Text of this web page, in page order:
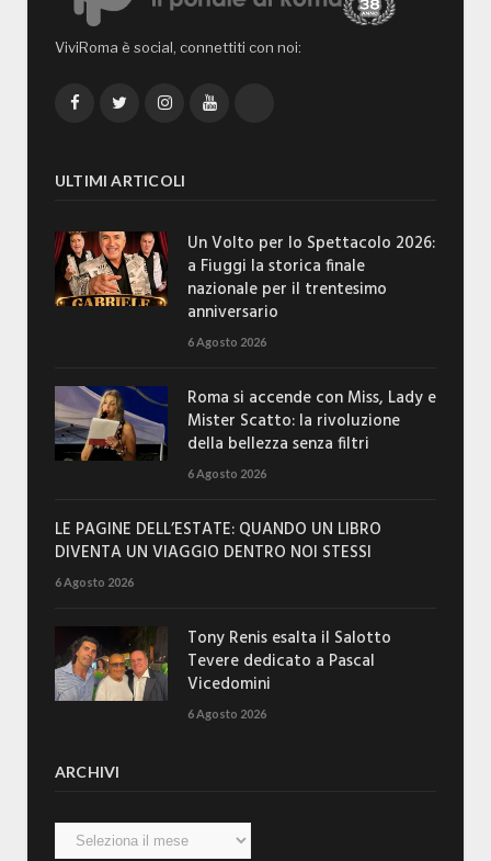
ViviRoma è social, connettiti con noi:
FacebookTwitterInstagramYouTube
ULTIMI ARTICOLI
Un Volto per lo Spettacolo 2026:
a Fiuggi la storica finale
nazionale per il trentesimo
anniversario
6 Agosto 2026
Roma si accende con Miss, Lady e
Mister Scatto: la rivoluzione
della bellezza senza filtri
6 Agosto 2026
LE PAGINE DELL’ESTATE: QUANDO UN LIBRO
DIVENTA UN VIAGGIO DENTRO NOI STESSI
6 Agosto 2026
Tony Renis esalta il Salotto
Tevere dedicato a Pascal
Vicedomini
6 Agosto 2026
ARCHIVI
Archivi